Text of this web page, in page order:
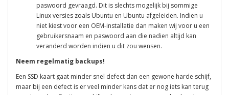
paswoord gevraagd. Dit is slechts mogelijk bij sommige
Linux versies zoals Ubuntu en Ubuntu afgeleiden. Indien u
niet kiest voor een OEM-installatie dan maken wij voor u een
gebruikersnaam en paswoord aan die nadien altijd kan
veranderd worden indien u dit zou wensen.
Neem regelmatig backups!
Een SSD kaart gaat minder snel defect dan een gewone harde schijf,
maar bij een defect is er veel minder kans dat er nog iets kan terug